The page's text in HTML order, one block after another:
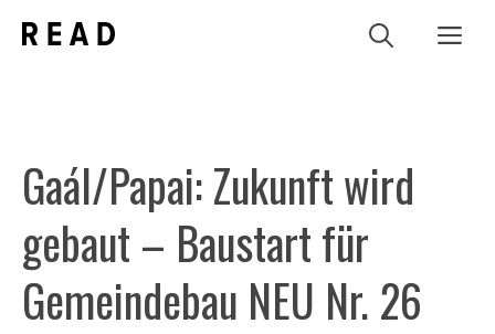
Inhalt
Gaál/Papai: Zukunft wird
gebaut – Baustart für
Gemeindebau NEU Nr. 26